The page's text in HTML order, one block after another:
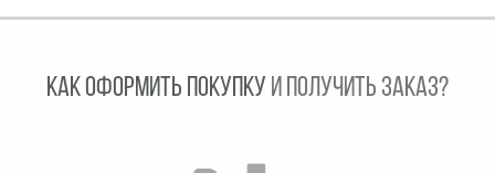
КАК ОФОРМИТЬ ПОКУПКУ И ПОЛУЧИТЬ ЗАКАЗ?